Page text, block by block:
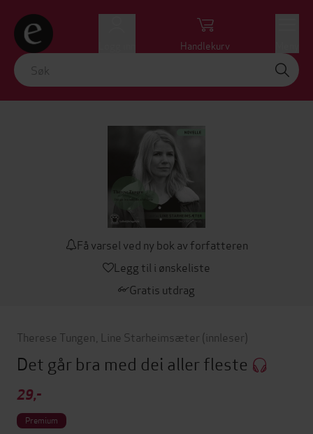
Handlekurv
Få varsel ved ny bok av forfatteren
Legg til i ønskeliste
Gratis utdrag
Therese Tungen Line Starheimsæter (innleser)
Det går bra med dei aller fleste
29,-
Premium